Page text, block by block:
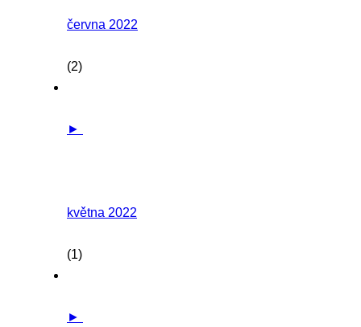
června 2022
(2)
►
května 2022
(1)
►